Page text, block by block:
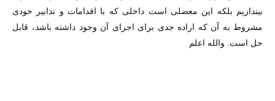
بیندازیم بلکه این معضلی است داخلی که با اقدامات و تدابیر خودی
مشروط به آن که اراده جدی برای اجرای آن وجود داشته باشد، قابل
حل است. والله اعلم